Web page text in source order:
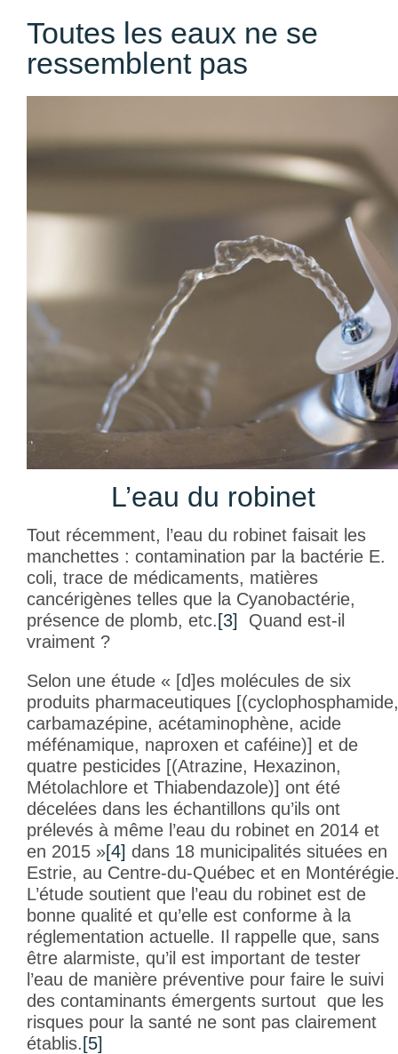
Toutes les eaux ne se
ressemblent pas
L’eau du robinet
Tout récemment, l’eau du robinet faisait les
manchettes : contamination par la bactérie E.
coli, trace de médicaments, matières
cancérigènes telles que la Cyanobactérie,
présence de plomb, etc.[3] Quand est-il
vraiment ?
Selon une étude « [d]es molécules de six
produits pharmaceutiques [(cyclophosphamide,
carbamazépine, acétaminophène, acide
méfénamique, naproxen et caféine)] et de
quatre pesticides [(Atrazine, Hexazinon,
Métolachlore et Thiabendazole)] ont été
décelées dans les échantillons qu’ils ont
prélevés à même l’eau du robinet en 2014 et
en 2015 »[4] dans 18 municipalités situées en
Estrie, au Centre-du-Québec et en
L’étude soutient que l’eau du robinet est de
bonne qualité et qu’elle est conforme à la
réglementation actuelle. Il rappelle que, sans
être alarmiste, qu’il est important de tester
l’eau de manière préventive pour faire le suivi
des contaminants émergents surtout que les
risques pour la santé ne sont pas clairement
établis.[5]